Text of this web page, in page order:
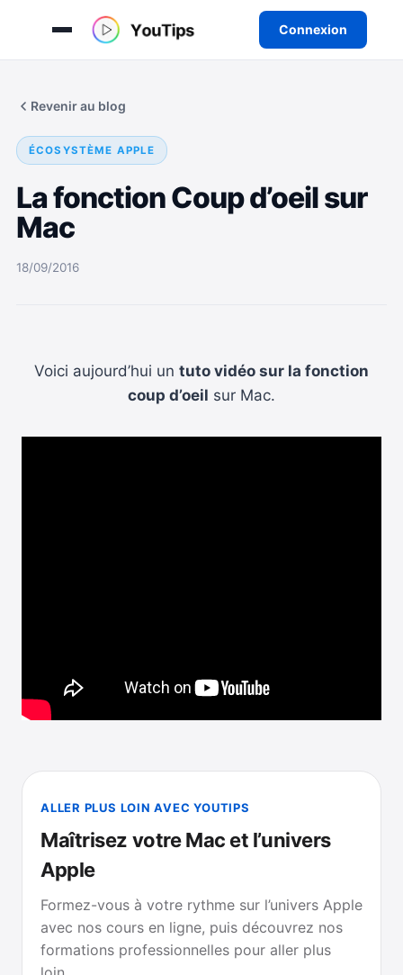
Connexion
Revenir au blog
ÉCOSYSTÈME APPLE
La fonction Coup d’oeil sur
Mac
18/09/2016
Voici aujourd’hui un tuto vidéo sur la fonction
coup d’oeil sur Mac.
ALLER PLUS LOIN AVEC YOUTIPS
Maîtrisez votre Mac et l’univers
Apple
Formez-vous à votre rythme sur l’univers Apple
avec nos cours en ligne, puis découvrez nos
formations professionnelles pour aller plus